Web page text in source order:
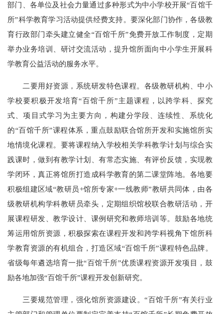
部门、各单位及社会力量通过多种形式为中小学校开展“百馆千
所”科学教育学习活动提供经费支持。要深化部门协作，各级教
育行政部门牵头建立健全“百馆千所”免费开放工作制度，定期
举办业务培训、研讨交流活动，提升馆所面向中小学生开展科
学教育公益活动的服务水平。
二要用好资源，系统研发特色课程。各级教研机构、中小
学校要积极开发培育“百馆千所”主题课程，以跨学科、探究
式、项目式学习为主要方向，构建分学段、连续性、系统化
的“百馆千所”课程体系，重点鼓励联合馆所开发和实施馆所实
地情境化课程。要将课程纳入学校相关学科教学计划与综合实
践课时，做到有教学计划、有常态实施、有评价反馈，实现教
学闭环，真正将馆所打造成科学教育的第二课堂阵地。各地要
积极组建区域“教研员+馆所专家+一线教师”教研共同体，由各
级教研机构学科教研员牵头，定期组织馆校联合教研活动，开
展课程研发、教学设计、课例研究和教师培训等。鼓励各地统
筹运用馆所资源，积极探索在课程开发和跨学科视角下馆所科
学教育资源的有机组合，打造区域“百馆千所”课程特色品牌。
省级每年遴选培育一批“百馆千所”优质课程资源开发项目，鼓
励各地加强“百馆千所”课程开发创新研究。
三要规范管理，强化馆所资源建设。“百馆千所”有关行业